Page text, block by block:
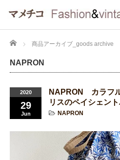
Home 商品アーカイブ_goods archive
NAPRON
2020
29
Jun
NAPRON カラフ
リスのペイシェン
NAPRON